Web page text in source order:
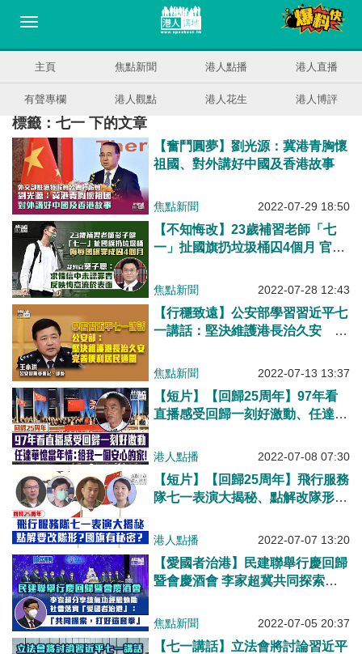
主頁 焦點新聞 港人點播 港人直播
有聲專欄 港人觀點 港人花生 港人博評
標籤：七一 下的文章
【奮鬥圓夢】劉光源：冀港青胸懷
祖國、對外講好中國及香港故事
焦點新聞 2022-07-29 18:50
【不知悔改】23歲補習老師「七
一」扯國旗扔垃圾桶囚4個月 官
流於表面
焦點新聞 2022-07-28 12:43
【行穩致遠】公安部學習習近平七
一講話：堅決維護港長治久安 完
焦點新聞 2022-07-13 13:37
【短片】【回歸25周年】97年看
直播感受回歸一刻好激動​、任達華
內地和香港更多交流、年輕電影人
港人點播 2022-07-08 07:30
【短片】【回歸25周年】飛行服務
隊七一表演大揭秘、點解改隊形？
員都感到榮譽！
港人點播 2022-07-07 13:20
【愛國者治港】民建聯舉行慶回歸
暨會慶酒會 李家超冀共同探索打
琼提未來四大任務
焦點新聞 2022-07-05 20:37
【七一講話】立法會將討論習近平